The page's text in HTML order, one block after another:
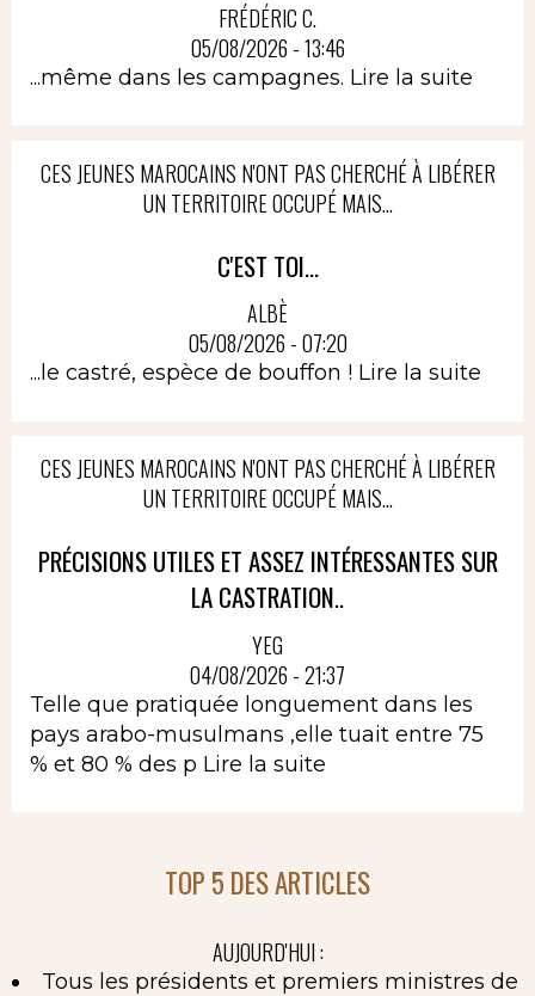
FRÉDÉRIC C.
05/08/2026 - 13:46
...même dans les campagnes. Lire la suite
CES JEUNES MAROCAINS N'ONT PAS CHERCHÉ À LIBÉRER
UN TERRITOIRE OCCUPÉ MAIS...
C'EST TOI...
ALBÈ
05/08/2026 - 07:20
...le castré, espèce de bouffon ! Lire la suite
CES JEUNES MAROCAINS N'ONT PAS CHERCHÉ À LIBÉRER
UN TERRITOIRE OCCUPÉ MAIS...
PRÉCISIONS UTILES ET ASSEZ INTÉRESSANTES SUR
LA CASTRATION..
YEG
04/08/2026 - 21:37
Telle que pratiquée longuement dans les
pays arabo-musulmans ,elle tuait entre 75
% et 80 % des p Lire la suite
TOP 5 DES ARTICLES
AUJOURD'HUI :
Tous les présidents et premiers ministres de